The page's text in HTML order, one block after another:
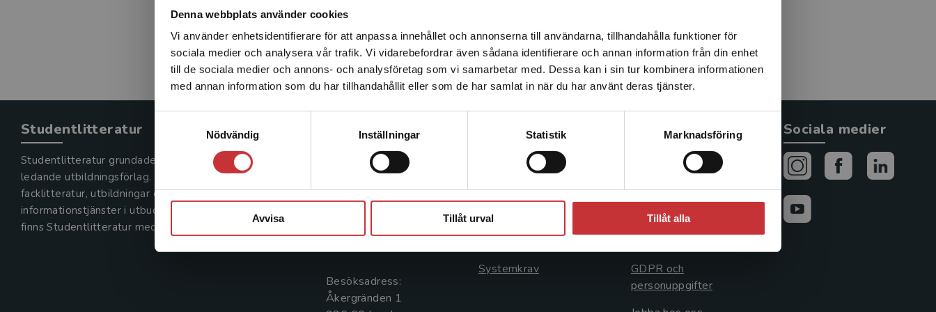
Denna webbplats använder cookies
Vi använder enhetsidentifierare för att anpassa innehållet och annonserna till användarna, tillhandahålla funktioner för
sociala medier och analysera vår trafik. Vi vidarebefordrar även sådana identifierare och annan information från din enhet
till de sociala medier och annons- och analysföretag som vi samarbetar med. Dessa kan i sin tur kombinera informationen
med annan information som du har tillhandahållit eller som de har samlat in när du har använt deras tjänster.
Nödvändig
Inställningar Statistik Marknadsföring
Avvisa Tillåt urval Tillåt alla
Det verkar som att du besöker studentlitteratur.se via en
enhet utanför Sverige. Vi erbjuder inte leveranser utanför
Sverige. För att kunna slutföra ett köp måste
leveransadressen vara i Sverige.Läs mer
Studentlitteratur
Studentlitteratur grundades 1963 och är idag Sveriges
ledande utbildningsförlag. Med läromedel, kurslitteratur,
facklitteratur, utbildningar och digitala
informationstjänster i utbudet,
finns Studentlitteratur med längs hela kunskapsresan.
Kontakta oss
Kontakta oss
046-31 20 00
Box 141
221 00 Lund
Besöksadress:
Åkergränden 1
Kundservice
Kontakta kundservice
046-31 21 00
Frågor och svar
Systemkrav
Allmänna länkar
Avtal och rättigheter
Cookies
GDPR och
personuppgifter
Sociala medier